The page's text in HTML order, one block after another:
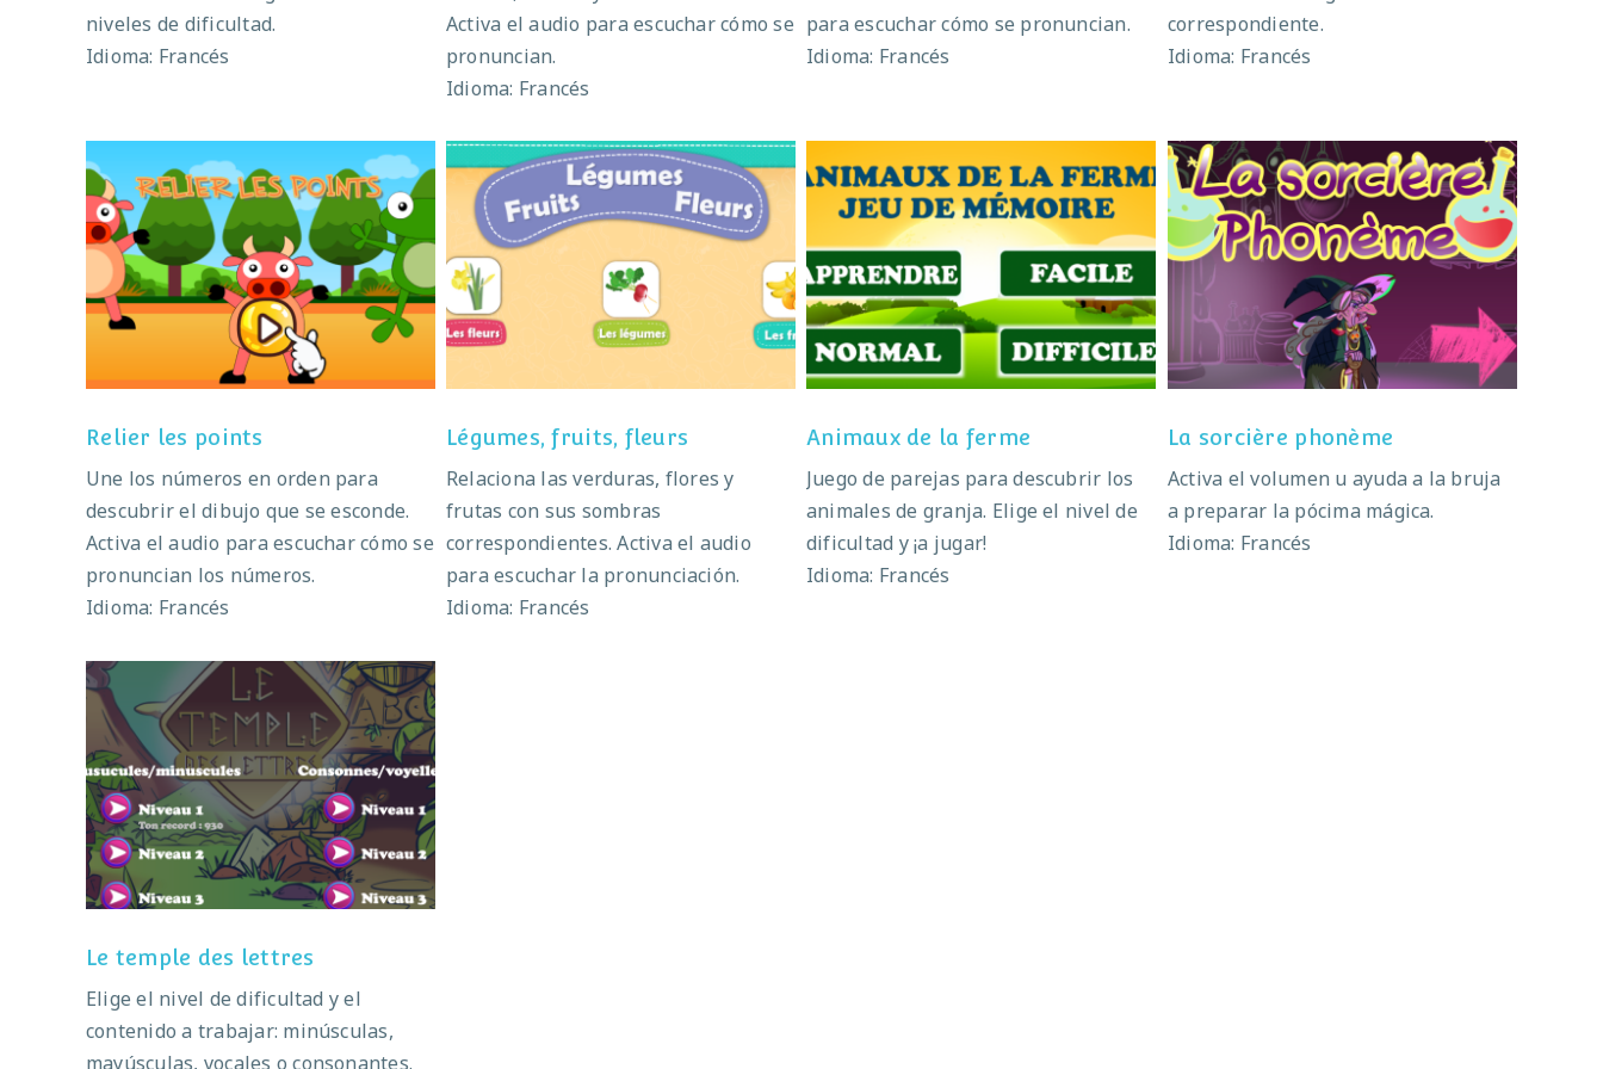
niveles de dificultad.
Idioma: Francés
Activa el audio para escuchar cómo se
pronuncian.
Idioma: Francés
para escuchar cómo se pronuncian.
Idioma: Francés
correspondiente.
Idioma: Francés
Relier les points
Relier les points
Une los números en orden para
descubrir el dibujo que se esconde.
Activa el audio para escuchar cómo se
pronuncian los números.
Idioma: Francés
Légumes, fruits, fleurs
Légumes, fruits, fleurs
Relaciona las verduras, flores y
frutas con sus sombras
correspondientes. Activa el audio
para escuchar la pronunciación.
Idioma: Francés
Animaux de la ferme
Animaux de la ferme
Juego de parejas para descubrir los
animales de granja. Elige el nivel de
dificultad y ¡a jugar!
Idioma: Francés
La sorcière phonème
La sorcière phonème
Activa el volumen u ayuda a la bruja
a preparar la pócima mágica.
Idioma: Francés
Le temple des lettres
Le temple des lettres
Elige el nivel de dificultad y el
contenido a trabajar: minúsculas,
mayúsculas, vocales o consonantes.